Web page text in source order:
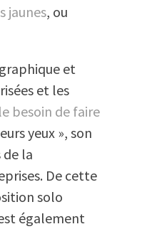
jaunes, ou
et
et les
besoin de faire
yeux », son
la
De cette
solo
également